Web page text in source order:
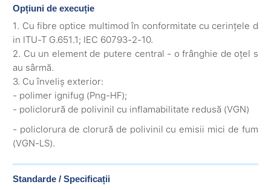
Opțiuni de execuție
1. Cu fibre optice multimod în conformitate cu cerințele d
in ITU-T G.651.1; IEC 60793-2-10.
2. Cu un element de putere central - o frânghie de oțel s
au sârmă.
3. Cu înveliș exterior:
- polimer ignifug (Png-HF);
- policlorură de polivinil cu inflamabilitate redusă (VGN)
- policlorura de clorură de polivinil cu emisii mici de fum
(VGN-LS).
Standarde / Specificații